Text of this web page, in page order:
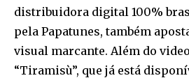
distribuidora digital 100%
pela Papatunes, também
visual marcante. Além do
“Tiramisù”, que já está